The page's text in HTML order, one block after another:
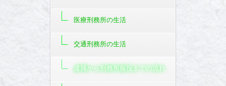
医療刑務所の生活
交通刑務所の生活
逮捕から刑務所服役までの流れ